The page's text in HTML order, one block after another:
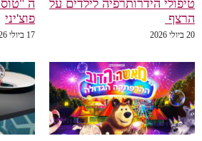
טיפולי הידרותרפיה לילדים על
הרצף
20 ביולי 2026
ה
פוצ'יני
17 ביולי 2026